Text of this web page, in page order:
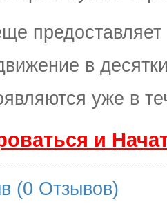
в
уже в
и
(0 Отзывов)